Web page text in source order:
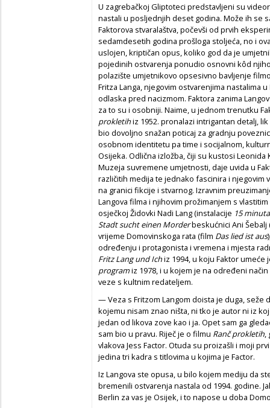
U zagrebačkoj Gliptoteci predstavljeni su
nastali u posljednjih deset godina. Može ih se
Faktorova stvaralaštva, počevši od prvih
sedamdesetih godina prošloga stoljeća, no i
uslojen, kriptičan opus, koliko god da je
pojedinih ostvarenja ponudio osnovni kôd
polazište umjetnikovo opsesivno bavljenje
Fritza Langa, njegovim ostvarenjima nastalima
odlaska pred nacizmom. Faktora zanima
za to su i osobniji. Naime, u jednom trenutku
prokletihiz 1952. pronalazi intrigantan detalj,
bio dovoljno snažan poticaj za gradnju
osobnom identitetu pa time i socijalnom,
Osijeka. Odlična izložba, čiji su kustosi Leonida
Muzeja suvremene umjetnosti, daje uvida u
različitih medija te jednako fascinira i njegovim
na granici fikcije i stvarnog. Izravnim
Langova filma i njihovim prožimanjem s
osječkoj Židovki Nadi Lang (instalacije 15
Stadt sucht einen Morderbeskućnici Ani
vrijeme Domovinskoga rata (film Das lied ist aus
određenju i protagonista i vremena i mjesta
Fritz Lang und Ichiz 1994, u koju Faktor
programiz 1978, i u kojem je na određeni
veze s kultnim redateljem.
— Veza s Fritzom Langom doista je duga,
kojemu nisam znao ništa, ni tko je autor ni iz
jedan od likova zove kao i ja. Opet sam ga
sam bio u pravu. Riječ je o filmu Ranč prokletih,
vlakova Jess Factor. Otuda su proizašli i moji
jedina tri kadra s titlovima u kojima je Factor.
Iz Langova ste opusa, u bilo kojem mediju da
bremenili ostvarenja nastala od 1994. godine.
Berlin za vas je Osijek, i to napose u doba